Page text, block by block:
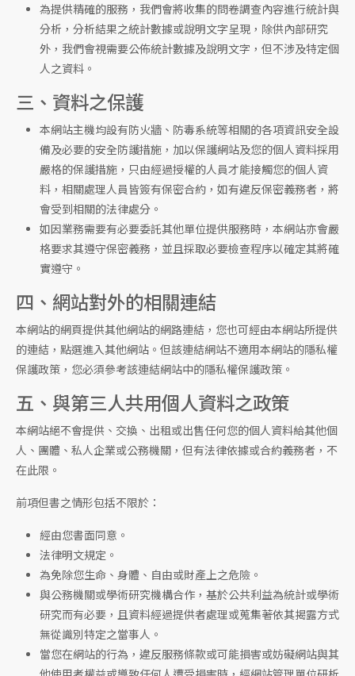
為提供精確的服務，我們會將收集的問卷調查內容進行統計與
分析，分析結果之統計數據或說明文字呈現，除供內部研究
外，我們會視需要公佈統計數據及說明文字，但不涉及特定個
人之資料。
三、資料之保護
本網站主機均設有防火牆、防毒系統等相關的各項資訊安全設
備及必要的安全防護措施，加以保護網站及您的個人資料採用
嚴格的保護措施，只由經過授權的人員才能接觸您的個人資
料，相關處理人員皆簽有保密合約，如有違反保密義務者，將
會受到相關的法律處分。
如因業務需要有必要委託其他單位提供服務時，本網站亦會嚴
格要求其遵守保密義務，並且採取必要檢查程序以確定其將確
實遵守。
四、網站對外的相關連結
本網站的網頁提供其他網站的網路連結，您也可經由本網站所提供
的連結，點選進入其他網站。但該連結網站不適用本網站的隱私權
保護政策，您必須參考該連結網站中的隱私權保護政策。
五、與第三人共用個人資料之政策
本網站絕不會提供、交換、出租或出售任何您的個人資料給其他個
人、團體、私人企業或公務機關，但有法律依據或合約義務者，不
在此限。
前項但書之情形包括不限於：
經由您書面同意。
法律明文規定。
為免除您生命、身體、自由或財產上之危險。
與公務機關或學術研究機構合作，基於公共利益為統計或學術
研究而有必要，且資料經過提供者處理或蒐集著依其揭露方式
無從識別特定之當事人。
當您在網站的行為，違反服務條款或可能損害或妨礙網站與其